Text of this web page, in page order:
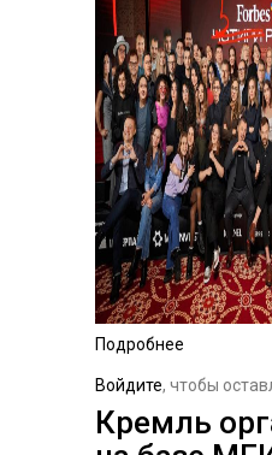
Подробнее
Войдите, чтобы
Кремль